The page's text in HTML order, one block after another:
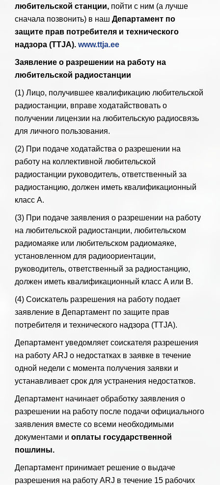
любительской станции, пойти с ним (а лучше
сначала позвонить) в наш Департамент по
защите прав потребителя и технического
надзора (TTJA). www.ttja.ee
Заявление о разрешении на работу на
любительской радиостанции
(1) Лицо, получившее квалификацию любительской
радиостанции, вправе ходатайствовать о
получении лицензии на любительскую радиосвязь
для личного пользования.
(2) При подаче ходатайства о разрешении на
работу на коллективной любительской
радиостанции руководитель, ответственный за
радиостанцию, должен иметь квалификационный
класс A.
(3) При подаче заявления о разрешении на работу
на любительской радиостанции, любительском
радиомаяке или любительском радиомаяке,
установленном для радиоориентации,
руководитель, ответственный за радиостанцию,
должен иметь квалификационный класс A или B.
(4) Соискатель разрешения на работу подает
заявление в Департамент по защите прав
потребителя и технического надзора (TTJA).
Департамент уведомляет соискателя разрешения
на работу ARJ о недостатках в заявке в течение
одной недели с момента получения заявки и
устанавливает срок для устранения недостатков.
Департамент начинает обработку заявления о
разрешении на работу после подачи официального
заявления вместе со всеми необходимыми
документами и оплаты государственной
пошлины.
Департамент принимает решение о выдаче
разрешения на работу ARJ в течение 15 рабочих